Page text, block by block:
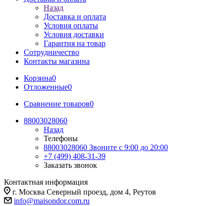
Назад
Доставка и оплата
Условия оплаты
Условия доставки
Гарантия на товар
Сотрудничество
Контакты магазина
Корзина0
Отложенные0
Сравнение товаров0
88003028060
Назад
Телефоны
88003028060 Звоните с 9:00 до 20:00
+7 (499) 408-31-39
Заказать звонок
Контактная информация
г. Москва Северный проезд, дом 4, Реутов
info@maisondor.com.ru